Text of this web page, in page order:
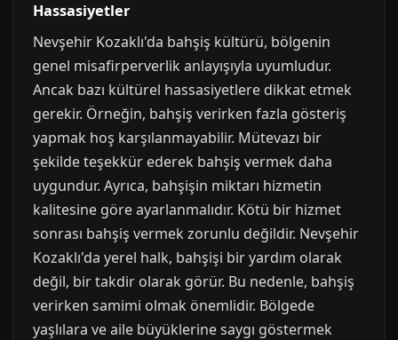
Hassasiyetler
Nevşehir Kozaklı'da bahşiş kültürü, bölgenin
genel misafirperverlik anlayışıyla uyumludur.
Ancak bazı kültürel hassasiyetlere dikkat etmek
gerekir. Örneğin, bahşiş verirken fazla gösteriş
yapmak hoş karşılanmayabilir. Mütevazı bir
şekilde teşekkür ederek bahşiş vermek daha
uygundur. Ayrıca, bahşişin miktarı hizmetin
kalitesine göre ayarlanmalıdır. Kötü bir hizmet
sonrası bahşiş vermek zorunlu değildir. Nevşehir
Kozaklı'da yerel halk, bahşişi bir yardım olarak
değil, bir takdir olarak görür. Bu nedenle, bahşiş
verirken samimi olmak önemlidir. Bölgede
yaşlılara ve aile büyüklerine saygı göstermek